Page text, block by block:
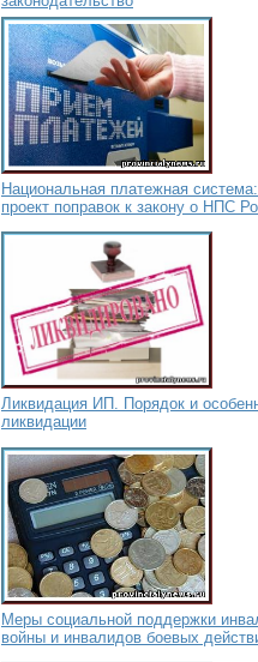
Национальная платежная система:
проект поправок к закону о НПС
Ликвидация ИП. Порядок и
ликвидации
Меры социальной поддержки
войны и инвалидов боевых